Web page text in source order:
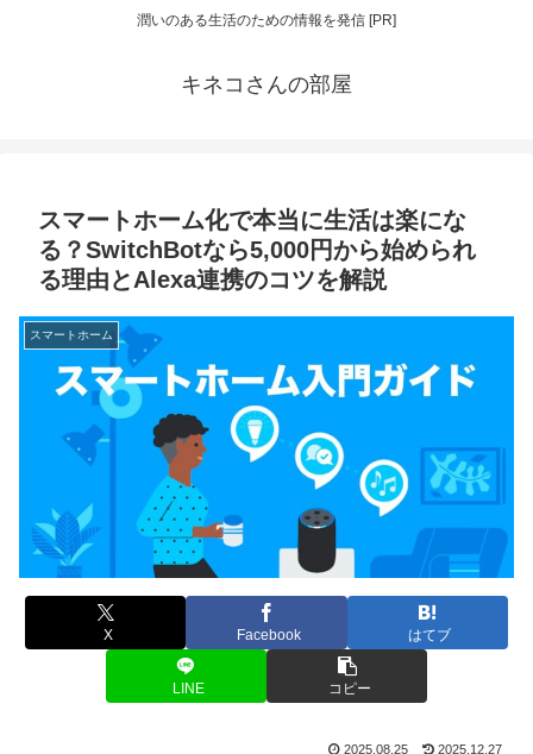
潤いのある生活のための情報を発信 [PR]
キネコさんの部屋
スマートホーム化で本当に生活は楽にな
る？SwitchBotなら5,000円から始められ
る理由とAlexa連携のコツを解説
スマートホーム
X Facebook はてブ
LINE コピー
2025.08.25 2025.12.27